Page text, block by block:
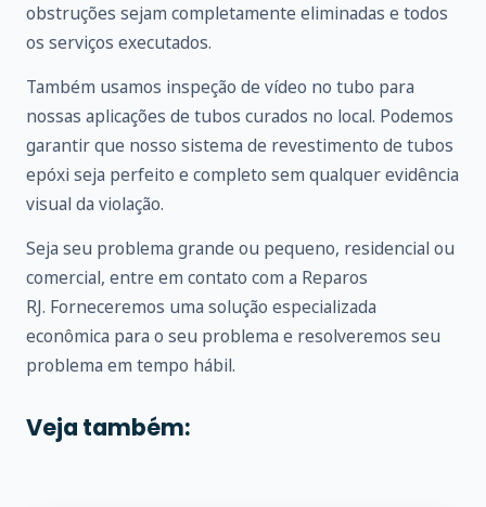
obstruções sejam completamente eliminadas e todos
os serviços executados.
Também usamos inspeção de vídeo no tubo para
nossas aplicações de tubos curados no local. Podemos
garantir que nosso sistema de revestimento de tubos
epóxi seja perfeito e completo sem qualquer evidência
visual da violação.
Seja seu problema grande ou pequeno, residencial ou
comercial, entre em contato com a Reparos
RJ. Forneceremos uma solução especializada
econômica para o seu problema e resolveremos seu
problema em tempo hábil.
Veja também: